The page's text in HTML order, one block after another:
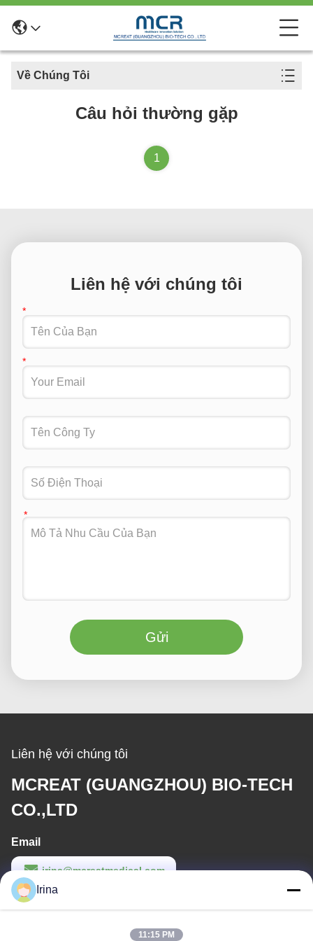
Về Chúng Tôi
Câu hỏi thường gặp
1
Liên hệ với chúng tôi
Gửi
Liên hệ với chúng tôi
MCREAT (GUANGZHOU) BIO-TECH
CO.,LTD
Email
irina@mcreatmedical.com
Thời gian làm việc
Irina
11:15 PM